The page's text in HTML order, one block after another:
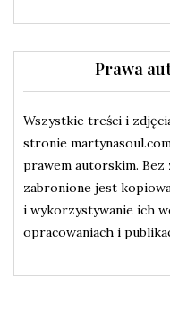
Prawa
Wszystkie treści i
stronie
prawem autorskim.
zabronione jest
i wykorzystywanie ich
opracowaniach i